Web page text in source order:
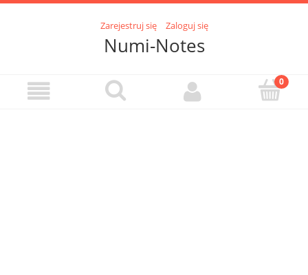
Zarejestruj się Zaloguj się
Numi-Notes